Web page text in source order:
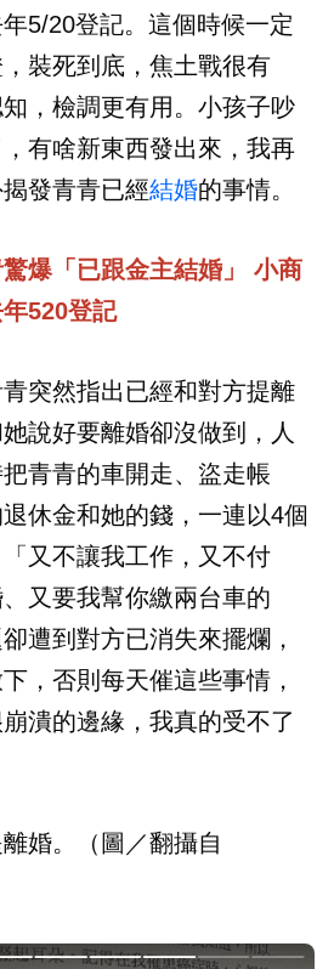
5/20登記。這個時候一定
裝死到底，焦土戰很有
，檢調更有用。小孩子吵
有啥新東西發出來，我再
發青青已經結婚的事情。
爆「已跟金主結婚」 小商
520登記
突然指出已經和對方提離
說好要離婚卻沒做到，人
青青的車開走、盜走帳
休金和她的錢，一連以4個
「又不讓我工作，又不付
又要我幫你繳兩台車的
遭到對方已消失來擺爛，
，否則每天催這些事情，
崩潰的邊緣，我真的受不了
婚。（圖／翻攝自